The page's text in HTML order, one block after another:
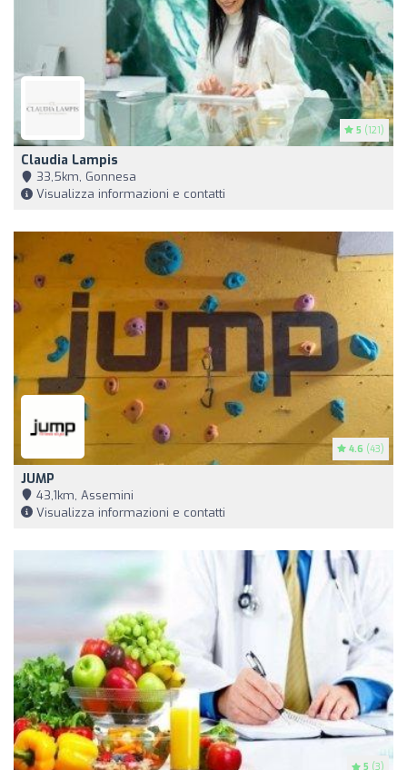
5 (121)
Claudia Lampis
33,5km, Gonnesa
Visualizza informazioni e contatti
4.6 (43)
JUMP
43,1km, Assemini
Visualizza informazioni e contatti
5 (3)